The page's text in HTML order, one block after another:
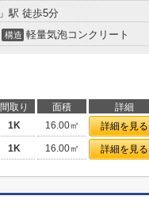
」駅 徒歩5分
構造 軽量気泡コンクリート
間取り 面積 詳細
1K 16.00㎡ 詳細を見る
1K 16.00㎡ 詳細を見る